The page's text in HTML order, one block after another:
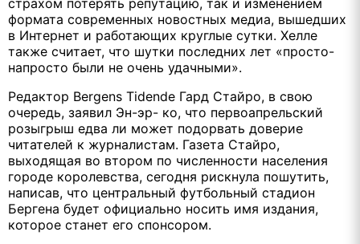
формата современных новостных медиа, вышедших
в Интернет и работающих круглые сутки. Хелле
также считает, что шутки последних лет «просто-
напросто были не очень удачными».
Редактор Bergens Tidende Гард Стайро, в свою
очередь, заявил Эн-эр- ко, что первоапрельский
розыгрыш едва ли может подорвать доверие
читателей к журналистам. Газета Стайро,
выходящая во втором по численности населения
городе королевства, сегодня рискнула пошутить,
написав, что центральный футбольный стадион
Бергена будет официально носить имя издания,
которое станет его спонсором.